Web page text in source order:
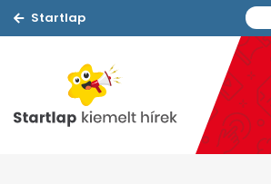
Startlap